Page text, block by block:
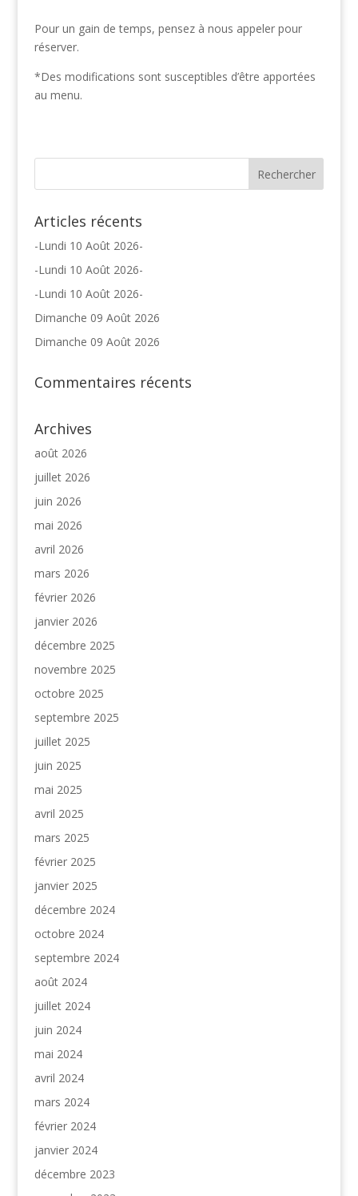
Pour un gain de temps, pensez à nous appeler pour
réserver.
*Des modifications sont susceptibles d’être apportées
au menu.
Articles récents
-Lundi 10 Août 2026-
-Lundi 10 Août 2026-
-Lundi 10 Août 2026-
Dimanche 09 Août 2026
Dimanche 09 Août 2026
Commentaires récents
Archives
août 2026
juillet 2026
juin 2026
mai 2026
avril 2026
mars 2026
février 2026
janvier 2026
décembre 2025
novembre 2025
octobre 2025
septembre 2025
juillet 2025
juin 2025
mai 2025
avril 2025
mars 2025
février 2025
janvier 2025
décembre 2024
octobre 2024
septembre 2024
août 2024
juillet 2024
juin 2024
mai 2024
avril 2024
mars 2024
février 2024
janvier 2024
décembre 2023